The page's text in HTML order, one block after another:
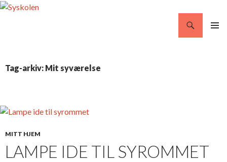
Tag-arkiv: Mit syværelse
MITT HJEM
LAMPE IDE TIL SYROMMET